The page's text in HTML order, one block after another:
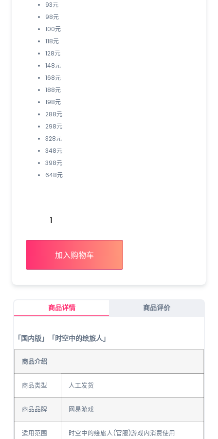
93元
98元
100元
118元
128元
148元
168元
188元
198元
288元
298元
328元
348元
398元
648元
加入购物车
商品详情 商品评价
「国内版」「时空中的绘旅人」
商品介绍
商品类型 人工发货
商品品牌 网易游戏
适用范围 时空中的绘旅人(官服)游戏内消费使用